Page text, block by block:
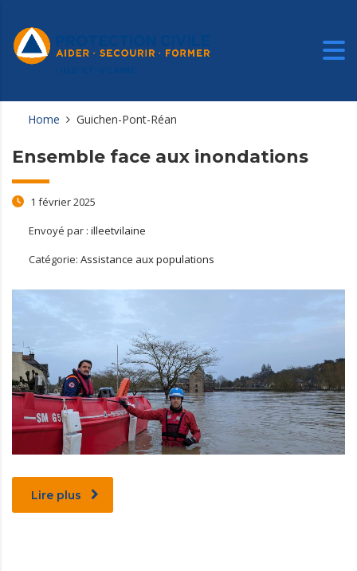
Home Guichen-Pont-Réan
Ensemble face aux inondations
1 février 2025
Envoyé par : illeetvilaine
Catégorie: Assistance aux populations
Lire plus